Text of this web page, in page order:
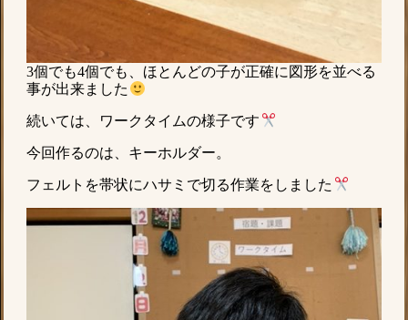
3個でも4個でも、ほとんどの子が正確に図形を並べる
事が出来ました
続いては、ワークタイムの様子です
今回作るのは、キーホルダー。
フェルトを帯状にハサミで切る作業をしました